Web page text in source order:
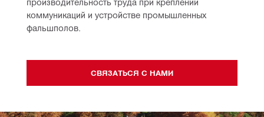
коммуникаций и устройстве промышленных
фальшполов.
СВЯЗАТЬСЯ С НАМИ